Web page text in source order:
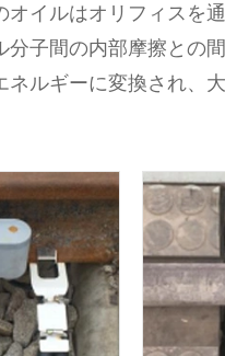
オイルはオリフィスを
子間の内部摩擦との
ルギーに変換され、